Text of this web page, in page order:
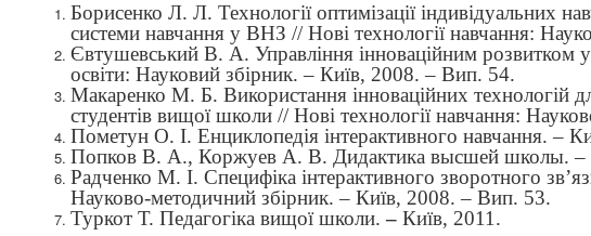
Борисенко Л. Л. Технології оптимізації індивідуальних
системи навчання у ВНЗ // Нові технології навчання:
Євтушевський В. А. Управління інноваційним розвитком
освіти: Науковий збірник. – Київ, 2008. – Вип. 54.
Макаренко М. Б. Використання інноваційних технологій
студентів вищої школи // Нові технології навчання:
Пометун О. І. Енциклопедія інтерактивного навчання. –
Попков В. А., Коржуев А. В. Дидактика высшей школы.
Радченко М. І. Специфіка інтерактивного зворотного
Науково-методичний збірник. – Київ, 2008. – Вип. 53.
Туркот Т. Педагогіка вищої школи.– Київ, 2011.